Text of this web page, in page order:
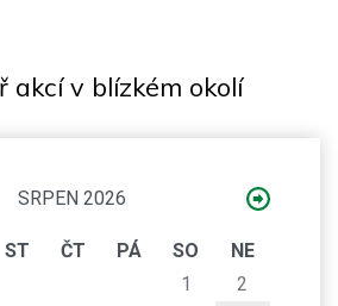
akcí v blízkém okolí
SRPEN 2026
ST ČT PÁ SO
NE
1
2